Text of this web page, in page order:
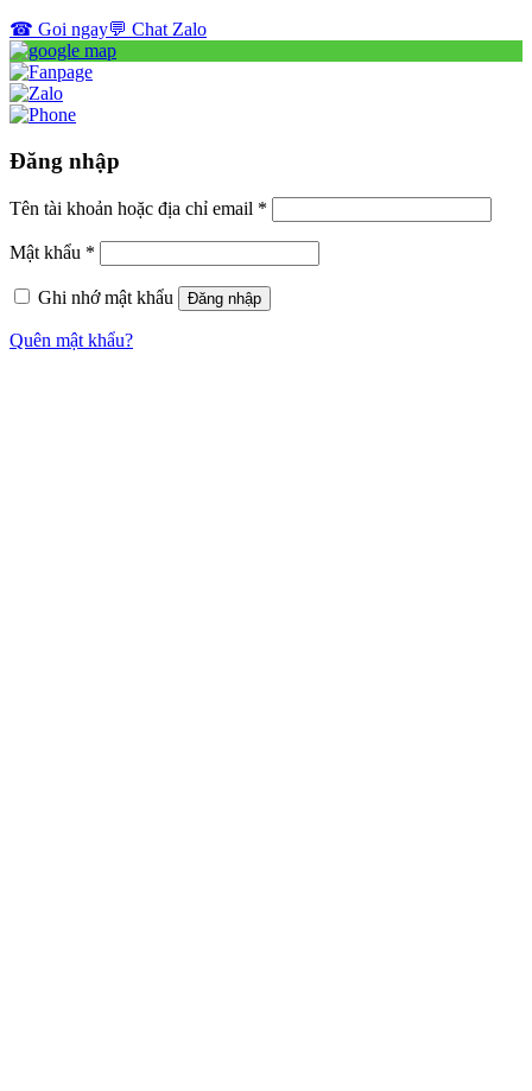
☎ Goi ngay💬 Chat Zalo
Đăng nhập
Tên tài khoản hoặc địa chỉ email *
Mật khẩu *
Ghi nhớ mật khẩu Đăng nhập
Quên mật khẩu?